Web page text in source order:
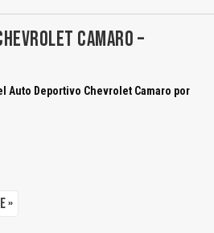
CAMARO –
Auto Deportivo Chevrolet Camaro por
»